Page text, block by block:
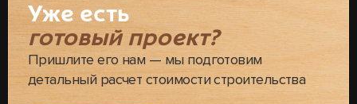
Уже есть
готовый проект?
Пришлите его нам — мы подготовим
детальный расчет стоимости строительства